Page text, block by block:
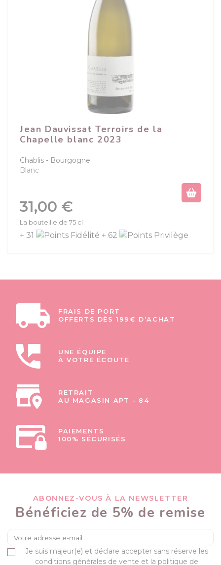
Jean Dauvissat Terroirs de la
Chapelle blanc 2023
Chablis
Bourgogne
Blanc
Prix
31,00 €
La bouteille de 75 cl
+ 31 + 62
FRAIS DE PORT
OFFERTS DÈS 199€ D’ACHAT
UNE ÉQUIPE
À VOTRE ÉCOUTE
RETRAIT
AU MAGASIN APT - 84
PAIEMENTS
100% SÉCURISÉS
ABONNEZ-VOUS À LA NEWSLETTER
Bénéficiez de 5% de remise
Je suis majeur(e) et déclare accepter sans réserve les
conditions générales de vente et la politique de